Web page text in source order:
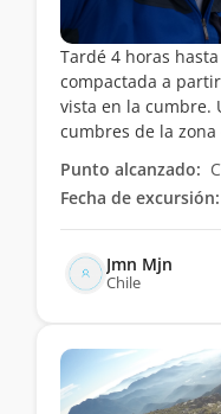
Tardé 4 horas
compactada a
vista en la cumbre.
cumbres de la
Punto alcanzado:
Fecha de excursión:
Jmn Mjn
Chile